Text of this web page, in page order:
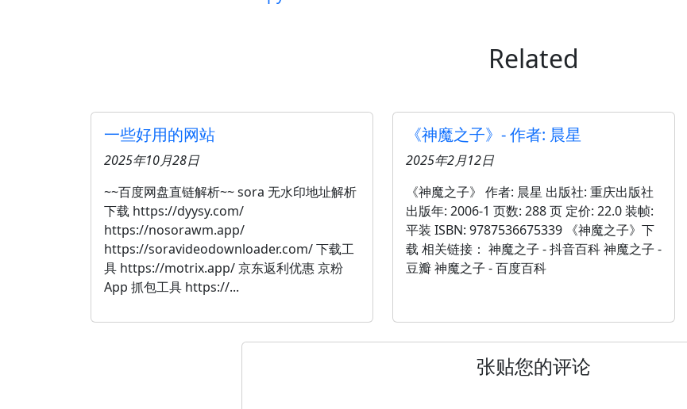
Related
一些好用的网站
2025年10月28日
~~百度网盘直链解析~~ sora 无水印地址解析
下载 https://dyysy.com/
https://nosorawm.app/
https://soravideodownloader.com/ 下载工
具 https://motrix.app/ 京东返利优惠 京粉
App 抓包工具 https://...
《神魔之子》- 作者: 晨星
2025年2月12日
《神魔之子》 作者: 晨星 出版社: 重庆出版社
出版年: 2006-1 页数: 288 页 定价: 22.0 装帧:
平装 ISBN: 9787536675339 《神魔之子》下
载 相关链接： 神魔之子 - 抖音百科 神魔之子 -
豆瓣 神魔之子 - 百度百科
张贴您的评论